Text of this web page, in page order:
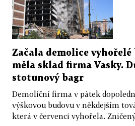
Začala demolice vyhořelé
měla sklad firma Vasky.
stotunový bagr
Demoliční firma v pátek
výškovou budovu v někdejším
která v červenci vyhořela.